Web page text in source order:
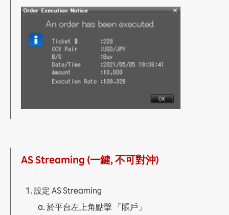
1.14 賬戶資料
b. 賬戶日結報表
c. 賬戶月結報表
d. 損益報表
e. 餘額紀錄
b. AS Streaming (一鍵, 不可對沖)
2.1.2 有確認訊息
2.2 平倉市價單
2.2.1 無確認訊息
AS Streaming (一鍵, 不可對沖)
設定 AS Streaming
於平台左上角點擊 「賬戶」